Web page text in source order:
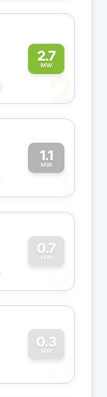
2.7
MW
2
1.1
MW1
0.7
MW
0
0.3
MW
0